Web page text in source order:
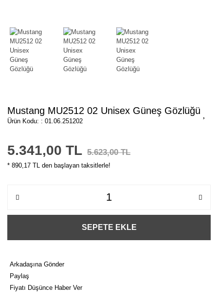
Mustang MU2512 02 Unisex Güneş Gözlüğü
Ürün Kodu: : 01.06.251202
5.341,00 TL 5.623,00 TL
* 890,17 TL den başlayan taksitlerle!
SEPETE EKLE
Arkadaşına Gönder
Paylaş
Fiyatı Düşünce Haber Ver